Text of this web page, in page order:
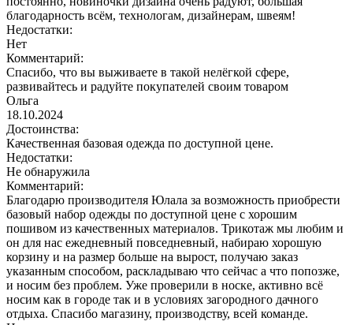
благодарность всём, технологам, дизайнерам, швеям!
Недостатки:
Нет
Комментарий:
Спасибо, что вы выживаете в такой нелёгкой сфере,
развивайтесь и радуйте покупателей своим товаром
Ольга
18.10.2024
Достоинства:
Качественная базовая одежда по доступной цене.
Недостатки:
Не обнаружила
Комментарий:
Благодарю производителя Юлала за возможность приобрести
базовый набор одежды по доступной цене с хорошим
пошивом из качественных материалов. Трикотаж мы любим и
он для нас ежедневный повседневный, набираю хорошую
корзину и на размер больше на вырост, получаю заказ
указанным способом, раскладываю что сейчас а что попозже,
и носим без проблем. Уже проверили в носке, активно всё
носим как в городе так и в условиях загородного дачного
отдыха. Спасибо магазину, производству, всей команде.